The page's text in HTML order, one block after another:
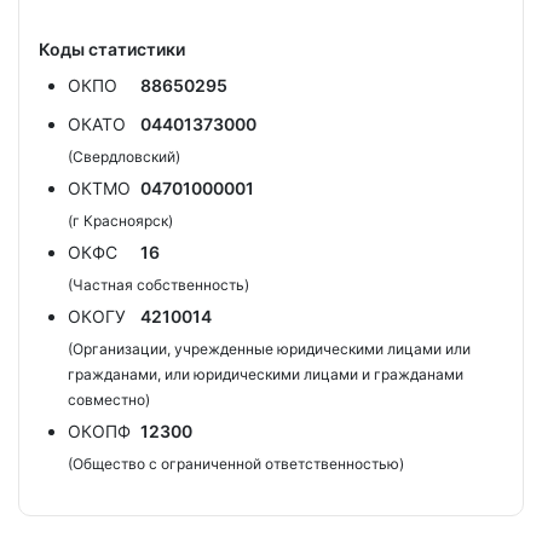
Коды статистики
ОКПО
88650295
ОКАТО
04401373000
(Свердловский)
ОКТМО 04701000001
(г Красноярск)
ОКФС 16
(Частная собственность)
ОКОГУ 4210014
(Организации, учрежденные юридическими лицами или
гражданами, или юридическими лицами и гражданами
совместно)
ОКОПФ 12300
(Общество с ограниченной ответственностью)